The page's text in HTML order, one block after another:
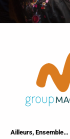
Ailleurs, Ensemble…